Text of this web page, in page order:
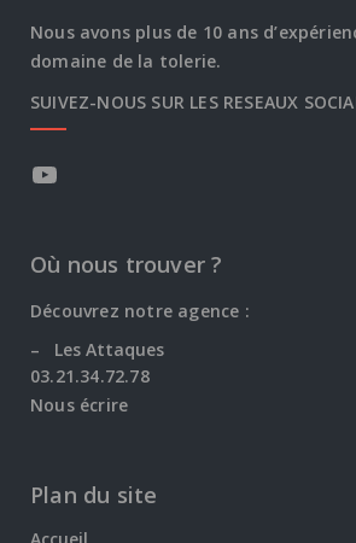
Nous avons plus de 10 ans
domaine de la tolerie.
SUIVEZ-NOUS SUR LES RESEAUX
Où nous trouver ?
Découvrez notre agence :
–
Les Attaques
03.21.34.72.78
Nous écrire
Plan du site